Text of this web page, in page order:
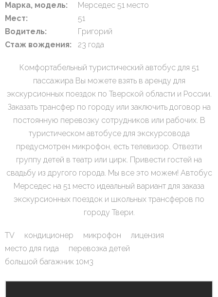
Марка, модель:
Мерседес 51 место
Мест:
51
Водитель:
Григорий
Стаж вождения:
23 года
Комфортабельный туристический автобус для 51
пассажира Вы можете взять в аренду для
экскурсионных поездок по Тверской области и России.
Заказать трансфер по городу или заключить договор на
постоянную перевозку сотрудников или рабочих. В
туристическом автобусе для экскурсовода
предусмотрен микрофон, есть телевизор. Отвезти
группу детей в театр или цирк. Привести гостей на
свадьбу из другого города. Мы все это можем! Автобус
Мерседес на 51 место идеальный вариант для заказа
экскурсионных поездок и школьных трансферов по
городу Твери.
TV кондиционер микрофон
лицензия
место для гида
перевозка детей
большой багажник 10м3